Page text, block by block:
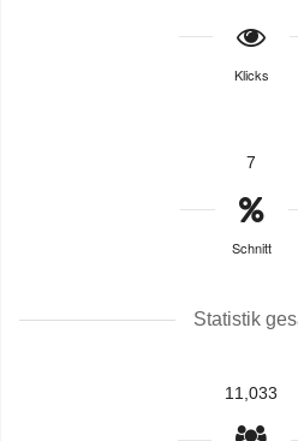
Klicks
7
Schnitt
Statistik
11,033